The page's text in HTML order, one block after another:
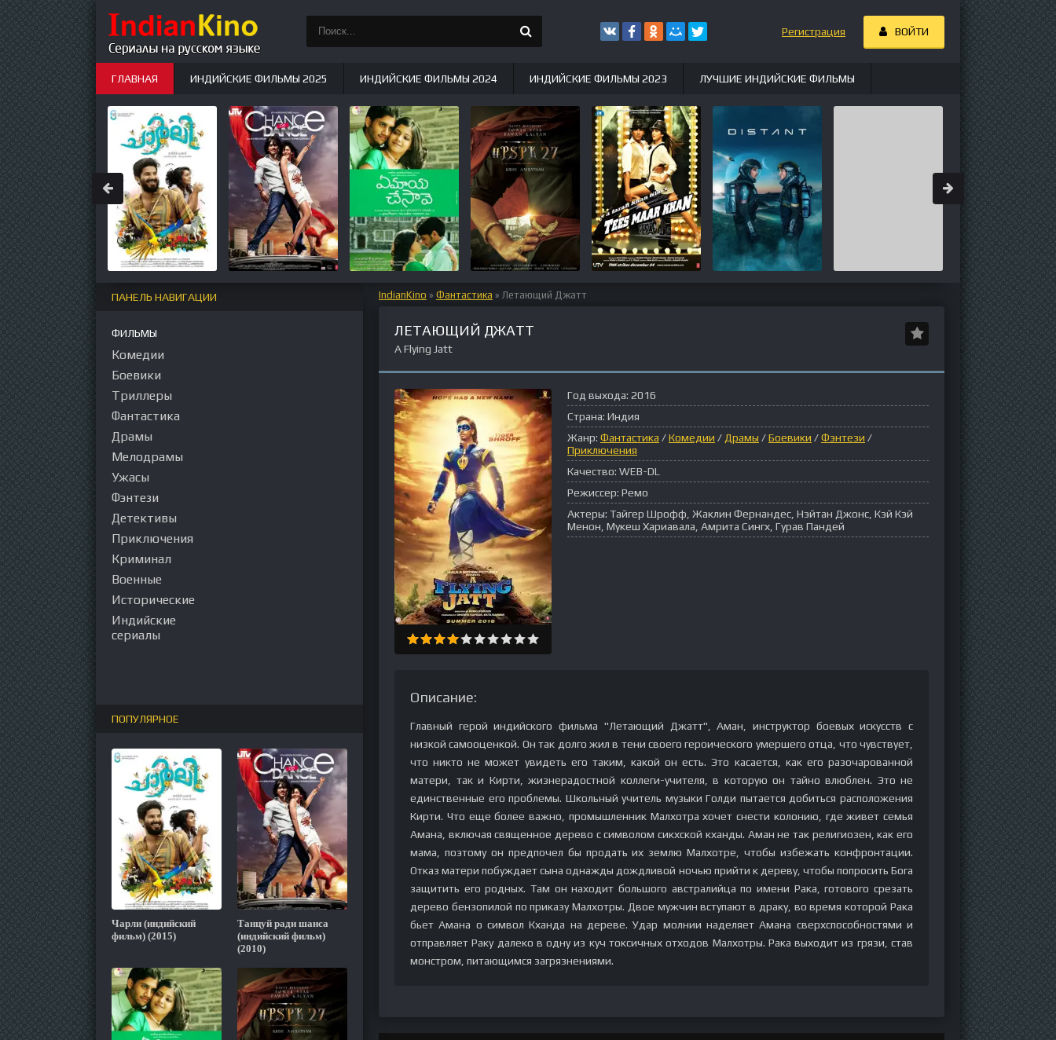
IndianKino » Фантастика » Летающий Джатт
ЛЕТАЮЩИЙ ДЖАТТ
A Flying Jatt
Год выхода: 2016
Страна: Индия
Жанр: Фантастика /Комедии / Драмы /Боевики /Фэнтези /
Приключения
Качество: WEB-DL
Режиссер: Ремо
Актеры: Тайгер Шрофф, Жаклин Фернандес, Нэйтан Джонс, Кэй Кэй
Менон, Мукеш Хариавала, Амрита Сингх, Гурав Пандей
Описание:
Главный герой индийского фильма "Летающий Джатт", Аман, инструктор боевых искусств с
низкой самооценкой. Он так долго жил в тени своего героического умершего отца, что чувствует,
что никто не может увидеть его таким, какой он есть. Это касается, как его разочарованной
матери, так и Кирти, жизнерадостной коллеги-учителя, в которую он тайно влюблен. Это не
единственные его проблемы. Школьный учитель музыки Голди пытается добиться расположения
Кирти. Что еще более важно, промышленник Малхотра хочет снести колонию, где живет семья
Амана, включая священное дерево с символом сикхской кханды. Аман не так религиозен, как его
мама, поэтому он предпочел бы продать их землю Малхотре, чтобы избежать конфронтации.
Отказ матери побуждает сына однажды дождливой ночью прийти к дереву, чтобы попросить Бога
защитить его родных. Там он находит большого австралийца по имени Рака, готового срезать
дерево бензопилой по приказу Малхотры. Двое мужчин вступают в драку, во время которой Рака
бьет Амана о символ Кханда на дереве. Удар молнии наделяет Амана сверхспособностями и
отправляет Раку далеко в одну из куч токсичных отходов Малхотры. Рака выходит из грязи, став
монстром, питающимся загрязнениями.
ПАНЕЛЬ НАВИГАЦИИ
ФИЛЬМЫ
Комедии
Боевики
Триллеры
Фантастика
Драмы
Мелодрамы
Ужасы
Фэнтези
Детективы
Приключения
Криминал
Военные
Исторические
Индийские
сериалы
ПОПУЛЯРНОЕ
Чарли (индийский
фильм) (2015)
Танцуй ради шанса
(индийский фильм)
(2010)
Регистрация ВОЙТИ
ГЛАВНАЯ ИНДИЙСКИЕ ФИЛЬМЫ 2025 ИНДИЙСКИЕ ФИЛЬМЫ 2024 ИНДИЙСКИЕ ФИЛЬМЫ 2023 ЛУЧШИЕ ИНДИЙСКИЕ ФИЛЬМЫ
ИНДИЙСКИЕ СЕРИАЛЫ НОВЫЕ